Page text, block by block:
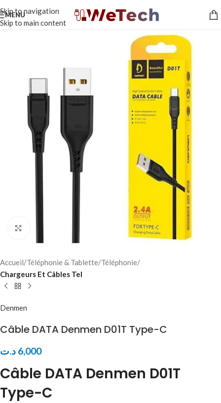
Skip to navigation
Skip to main content
MENU
Accueil Téléphonie & Tablette Téléphonie
Chargeurs Et Câbles Tel
Denmen
Câble DATA Denmen D01T Type-C
6,000 د.ت
Câble DATA Denmen D01T
Type-C